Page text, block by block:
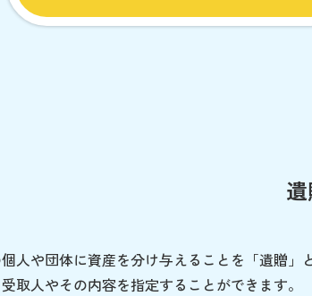
人や団体に資産を分け与えることを「遺贈」
取人やその内容を指定することができます。